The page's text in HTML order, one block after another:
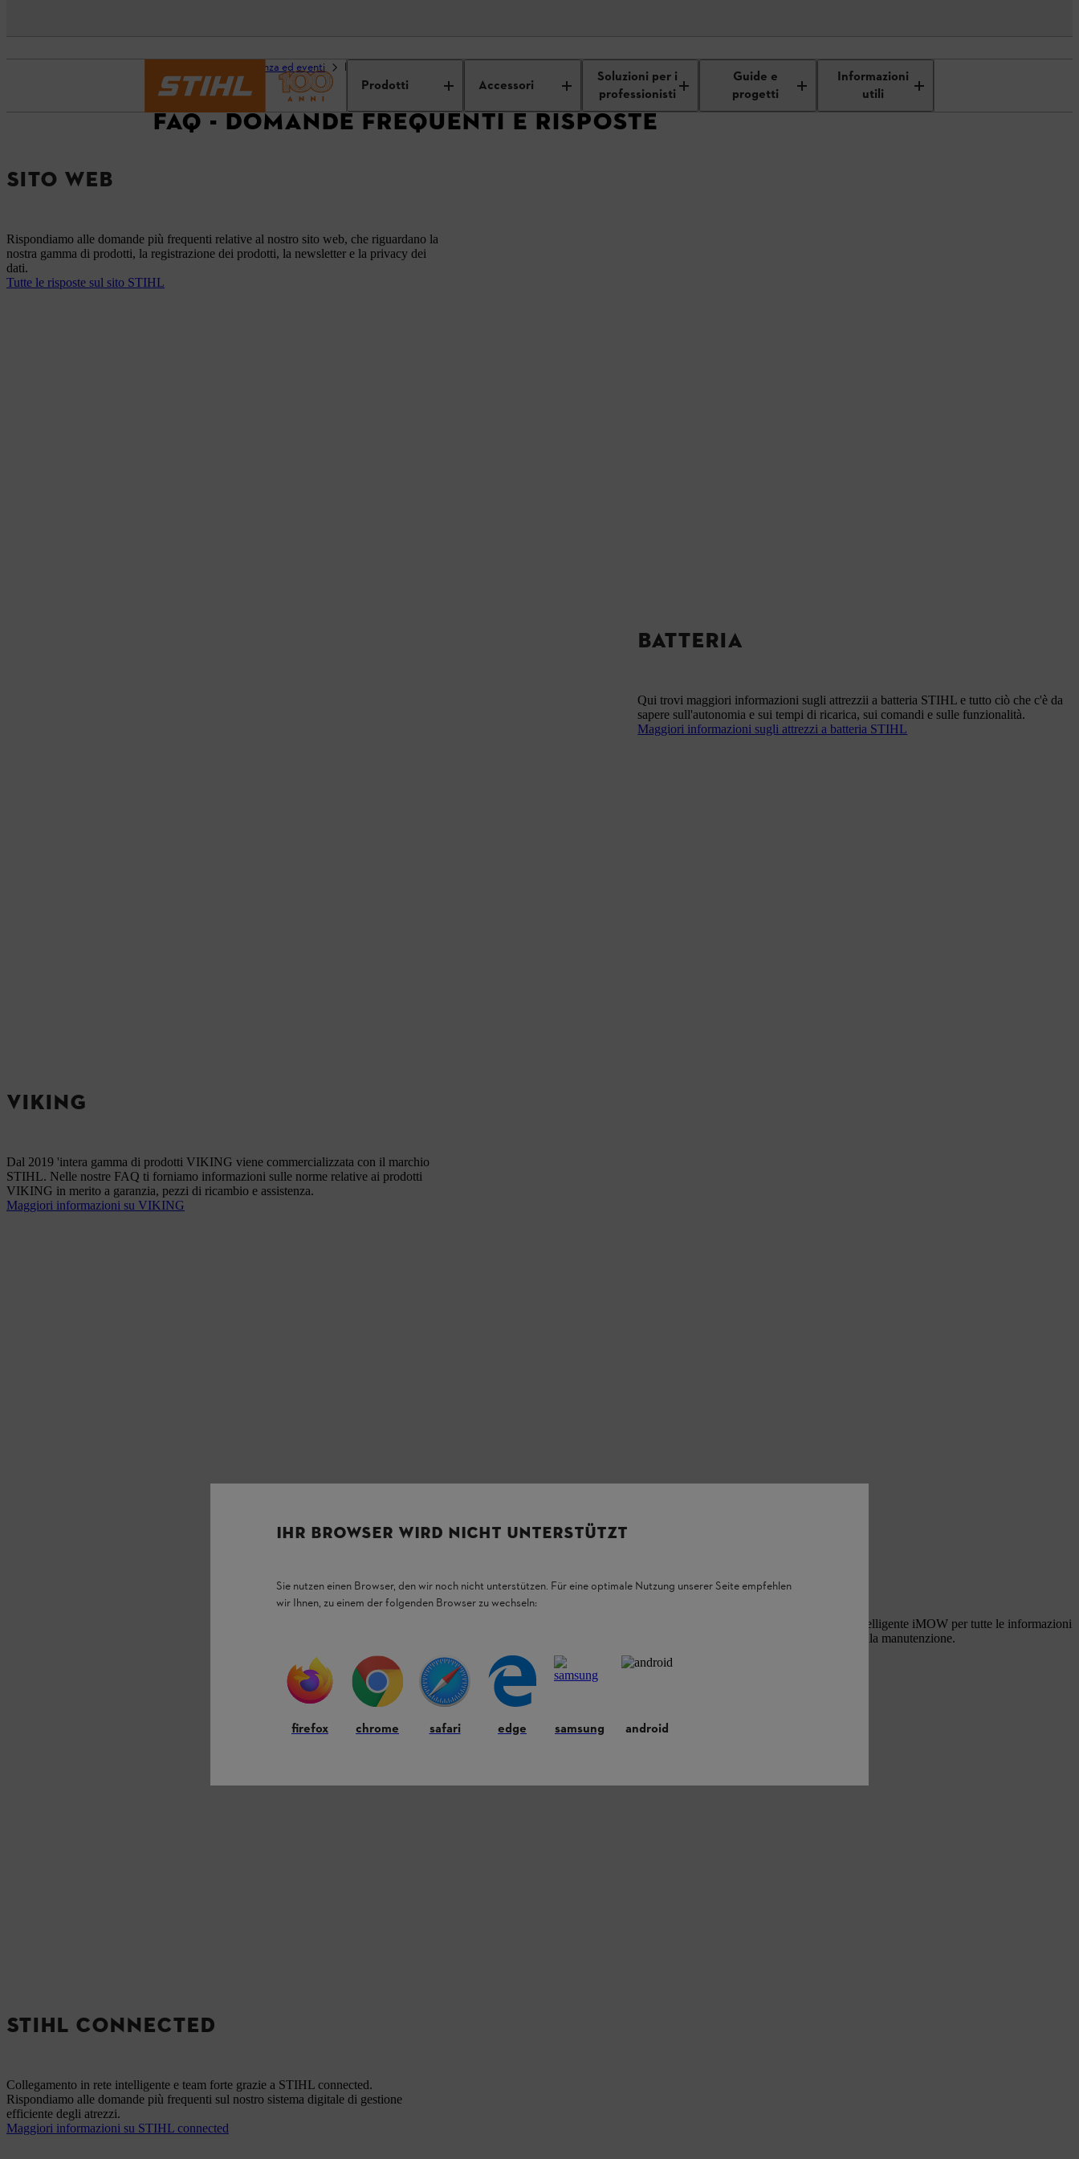
Prodotti Accessori
Soluzioni per i
professionisti
Guide e
progetti
Informazioni
utili
Assistenza ed eventi FAQ
FAQ - DOMANDE FREQUENTI E RISPOSTE
SITO WEB
Rispondiamo alle domande più frequenti relative al nostro sito web, che riguardano la
nostra gamma di prodotti, la registrazione dei prodotti, la newsletter e la privacy dei
dati.
Tutte le risposte sul sito STIHL
BATTERIA
Qui trovi maggiori informazioni sugli attrezzii a batteria STIHL e tutto ciò che c'è da
sapere sull'autonomia e sui tempi di ricarica, sui comandi e sulle funzionalità.
Maggiori informazioni sugli attrezzi a batteria STIHL
VIKING
Dal 2019 'intera gamma di prodotti VIKING viene commercializzata con il marchio
STIHL. Nelle nostre FAQ ti forniamo informazioni sulle norme relative ai prodotti
VIKING in merito a garanzia, pezzi di ricambio e assistenza.
Maggiori informazioni su VIKING
Consulta le FAQ sul nostro robot tosaerba intelligente iMOW per tutte le informazioni
relative all'installazione, al funzionamento e alla manutenzione.
STIHL CONNECTED
Collegamento in rete intelligente e team forte grazie a STIHL connected.
Rispondiamo alle domande più frequenti sul nostro sistema digitale di gestione
efficiente degli atrezzi.
Maggiori informazioni su STIHL connected
IHR BROWSER WIRD NICHT UNTERSTÜTZT
Sie nutzen einen Browser, den wir noch nicht unterstützen. Für eine optimale Nutzung unserer Seite empfehlen
wir Ihnen, zu einem der folgenden Browser zu wechseln:
firefox chrome safari edge samsung android